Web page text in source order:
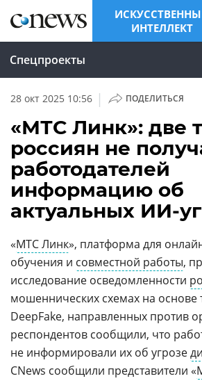
ИНТЕЛЛЕКТ
Спецпроекты
28 окт 2025 10:56 | ПОДЕЛИТЬСЯ
«МТС Линк»: две
россиян не
работодателей
информацию об
актуальных ИИ-
«МТС Линк», платформа для
обучения и совместной работы,
исследование осведомленности
мошеннических схемах на основе
DeepFake, направленных против
респондентов сообщили, что
не информировали их об угрозе
CNews сообщили представители «